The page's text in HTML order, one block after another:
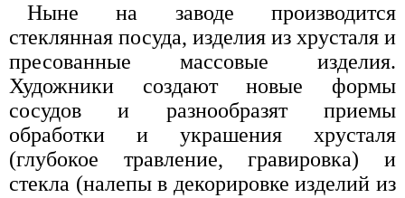
Ныне на заводе производится
стеклянная посуда, изделия из хрусталя и
пресованные массовые изделия.
Художники создают новые формы
сосудов и разнообразят приемы
обработки и украшения хрусталя
(глубокое травление, гравировка) и
стекла (налепы в декорировке изделий из